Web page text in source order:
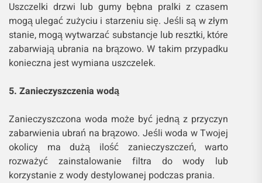
Uszczelki drzwi lub gumy bębna pralki z czasem
mogą ulegać zużyciu i starzeniu się. Jeśli są w złym
stanie, mogą wytwarzać substancje lub resztki, które
zabarwiają ubrania na brązowo. W takim przypadku
konieczna jest wymiana uszczelek.
5. Zanieczyszczenia wodą
Zanieczyszczona woda może być jedną z przyczyn
zabarwienia ubrań na brązowo. Jeśli woda w Twojej
okolicy ma dużą ilość zanieczyszczeń, warto
rozważyć zainstalowanie filtra do wody lub
korzystanie z wody destylowanej podczas prania.